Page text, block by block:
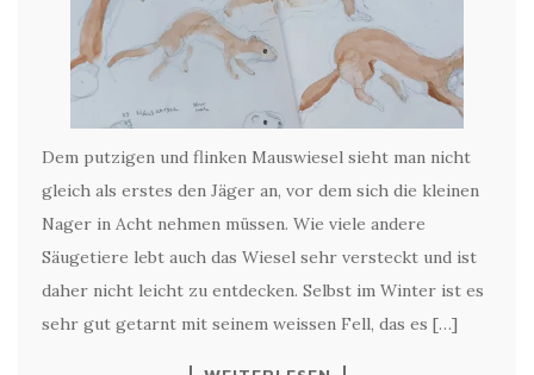
Dem putzigen und flinken Mauswiesel sieht man nicht
gleich als erstes den Jäger an, vor dem sich die kleinen
Nager in Acht nehmen müssen. Wie viele andere
Säugetiere lebt auch das Wiesel sehr versteckt und ist
daher nicht leicht zu entdecken. Selbst im Winter ist es
sehr gut getarnt mit seinem weissen Fell, das es […]